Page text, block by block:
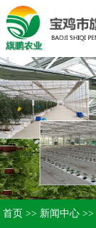
首页 >> 新闻中心 >>